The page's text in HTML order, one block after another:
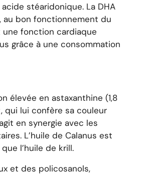
stéaridonique. La DHA
au bon fonctionnement du
une fonction cardiaque
grâce à une consommation
élevée en astaxanthine (1,8
qui lui confère sa couleur
en synergie avec les
L’huile de Calanus est
l’huile de krill.
et des policosanols,